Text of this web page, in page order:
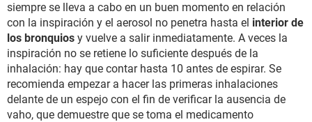
siempre se lleva a cabo en un buen momento en relación
con la inspiración y el aerosol no penetra hasta el interior de
los bronquios y vuelve a salir inmediatamente. A veces la
inspiración no se retiene lo suficiente después de la
inhalación: hay que contar hasta 10 antes de espirar. Se
recomienda empezar a hacer las primeras inhalaciones
delante de un espejo con el fin de verificar la ausencia de
vaho, que demuestre que se toma el medicamento